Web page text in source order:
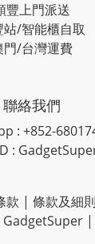
豐上門派送
站/智能櫃自取
門/台灣運費
聯絡我們
: +852-
:
款 | 條款及細則
|